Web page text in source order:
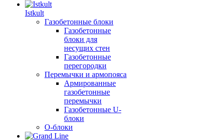
Istkult
Газобетонные блоки
Газобетонные
блоки для
несущих стен
Газобетонные
перегородки
Перемычки и армопояса
Армированные
газобетонные
перемычки
Газобетонные U-
блоки
О-блоки